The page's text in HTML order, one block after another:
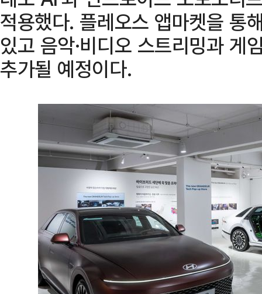
적용했다. 플레오스 앱마켓을 통
있고 음악·비디오 스트리밍과 게
추가될 예정이다.